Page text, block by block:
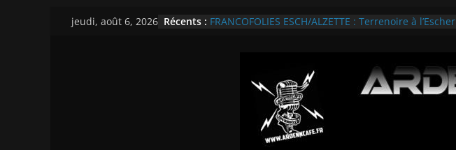
Passerjeudi, août 6, 2026 Récents : FRANCOFOLIES ESCH/ALZETTE : Terrenoire à l’Escher
CABARET VERT BD LES 3 TEMPS FORTS
REPORTAGE VIDEO SUR LE GAMEFEST 2026